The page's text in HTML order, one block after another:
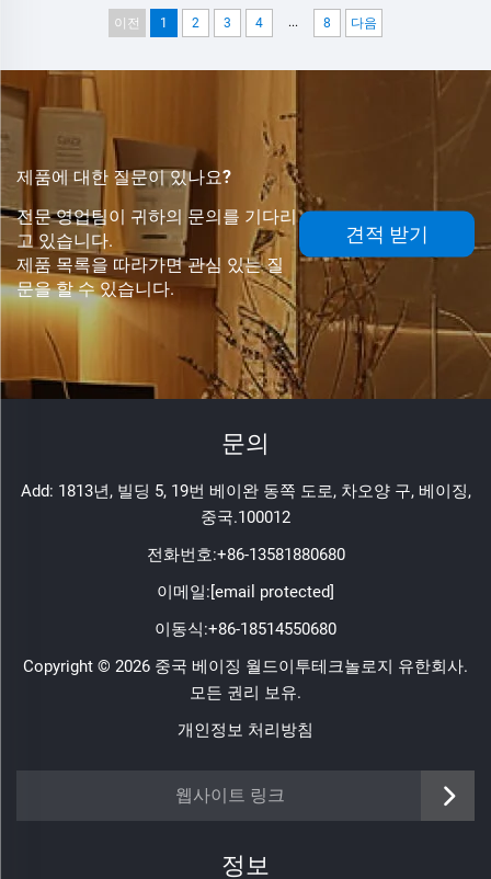
이전 1 2 3 4 ... 8 다음
제품에 대한 질문이 있나요?
전문 영업팀이 귀하의 문의를 기다리
고 있습니다.
제품 목록을 따라가면 관심 있는 질
문을 할 수 있습니다.
견적 받기
문의
Add: 1813년, 빌딩 5, 19번 베이완 동쪽 도로, 차오양 구, 베이징,
중국.100012
전화번호:+86-13581880680
이메일:[email protected]
이동식:+86-18514550680
Copyright © 2026 중국 베이징 월드이투테크놀로지 유한회사.
모든 권리 보유.
개인정보 처리방침
웹사이트 링크
정보